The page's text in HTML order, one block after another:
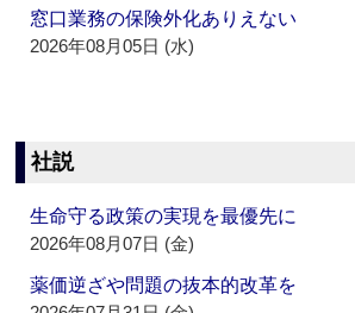
窓口業務の保険外化ありえない
2026年08月05日 (水)
社説
生命守る政策の実現を最優先に
2026年08月07日 (金)
薬価逆ざや問題の抜本的改革を